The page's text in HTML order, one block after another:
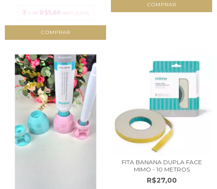
3 x de R$5,60 sem juros
FITA BANANA DUPLA FACE
MIMO - 10 METROS
R$27,00